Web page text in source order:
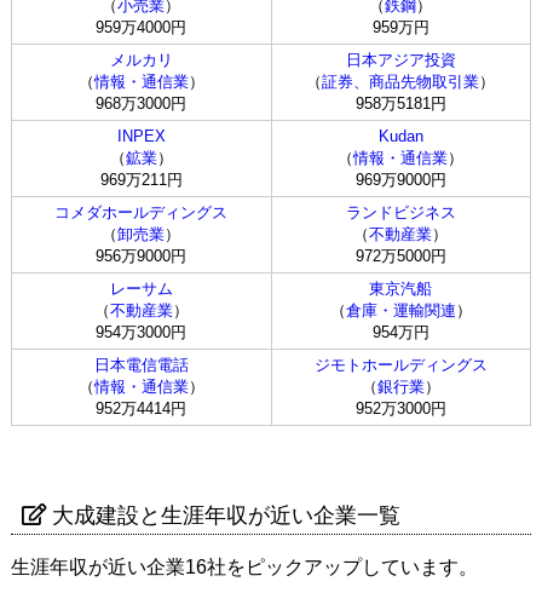
（小売業）
959万4000円
（鉄鋼）
959万円
メルカリ
（情報・通信業）
968万3000円
日本アジア投資
（証券、商品先物取引業）
958万5181円
INPEX
（鉱業）
969万211円
Kudan
（情報・通信業）
969万9000円
コメダホールディングス
（卸売業）
956万9000円
ランドビジネス
（不動産業）
972万5000円
レーサム
（不動産業）
954万3000円
東京汽船
（倉庫・運輸関連 ）
954万円
日本電信電話
（情報・通信業）
952万4414円
ジモトホールディングス
（銀行業）
952万3000円
大成建設と生涯年収が近い企業一覧
生涯年収が近い企業16社をピックアップしています。